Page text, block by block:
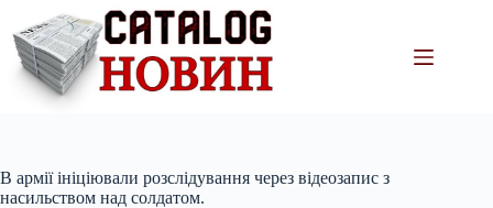
вмісту
В армії ініціювали розслідування через відеозапис з
насильством над солдатом.